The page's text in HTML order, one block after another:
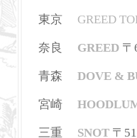
東京 GREED
奈良 GREED 〒
青森 DOVE &
宮崎
三重 SNOT 〒